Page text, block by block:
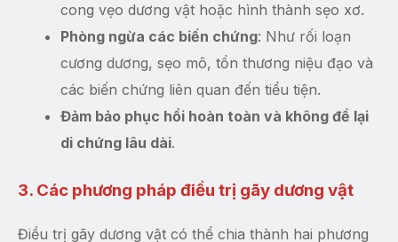
cong vẹo dương vật hoặc hình thành sẹo xơ.
Phòng ngừa các biến chứng: Như rối loạn
cương dương, sẹo mô, tổn thương niệu đạo và
các biến chứng liên quan đến tiểu tiện.
Đảm bảo phục hồi hoàn toàn và không để lại
di chứng lâu dài.
3. Các phương pháp điều trị gãy dương vật
Điều trị gãy dương vật có thể chia thành hai phương